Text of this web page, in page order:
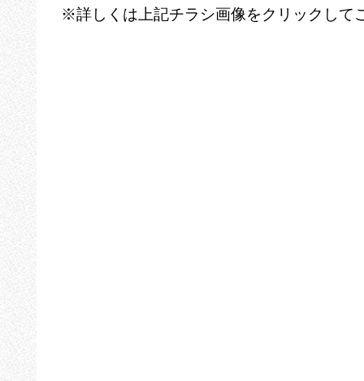
※詳しくは上記チラシ画像をクリックして